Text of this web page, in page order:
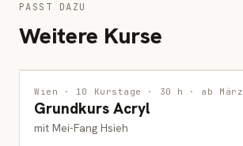
PASST DAZU
Weitere Kurse
MALEREI
ERWACHSENE
Wien · 10 Kurstage · 30 h · ab März
Grundkurs Acryl
mit Mei-Fang Hsieh